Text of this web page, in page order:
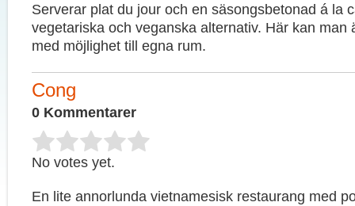
Serverar plat du jour och en säsongsbetonad á la
vegetariska och veganska alternativ. Här kan man
med möjlighet till egna rum.
Cong
0 Kommentarer
No votes yet.
En lite annorlunda vietnamesisk restaurang med